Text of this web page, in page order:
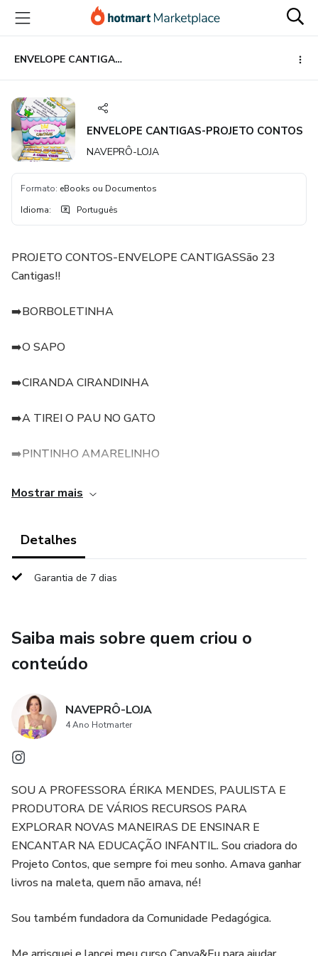
para
conteúdo
principal
para
pagamento
para
rodapé
ENVELOPE CANTIGAS-PROJETO CONTOS
ENVELOPE CANTIGAS-PROJETO CONTOS
NAVEPRÔ-LOJA
Formato: eBooks ou Documentos
Idioma: Português
PROJETO CONTOS-ENVELOPE CANTIGASSão 23
Cantigas!!
➡️BORBOLETINHA
➡️O SAPO
➡️CIRANDA CIRANDINHA
➡️A TIREI O PAU NO GATO
➡️PINTINHO AMARELINHO
➡️PIRULITO QUE BATE BATE
➡️A CANOA VIROU
➡️O CRAVO E A ROSA
➡️A BARATA
➡️ESCRAVO DE JÓ
➡️MARIANA
➡️LAVA A MÃO
➡️QUEM ESTÁ FELIZ
➡️A CANOA VIROU
➡️BRILHA ESTRELINHA
➡️SITIO DO SEU LOBATO
Mostrar mais
Detalhes
Garantia de 7 dias
Saiba mais sobre quem criou o
conteúdo
NAVEPRÔ-LOJA
4 Ano Hotmarter
SOU A PROFESSORA ÉRIKA MENDES, PAULISTA E
PRODUTORA DE VÁRIOS RECURSOS PARA
EXPLORAR NOVAS MANEIRAS DE ENSINAR E
ENCANTAR NA EDUCAÇÃO INFANTIL. Sou criadora do
Projeto Contos, que sempre foi meu sonho. Amava ganhar
livros na maleta, quem não amava, né!
Sou também fundadora da Comunidade Pedagógica.